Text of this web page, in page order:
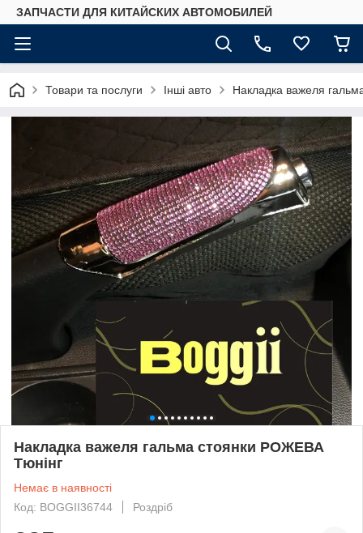
ЗАПЧАСТИ ДЛЯ КИТАЙСКИХ АВТОМОБИЛЕЙ
Товари та послуги Інші авто Накладка важеля
Накладка важеля гальма стоянки РОЖЕВА
Тюнінг
Немає в наявності
Код: BOGGII36744
Роздріб